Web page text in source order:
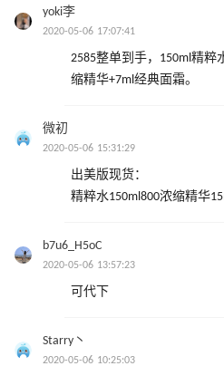
yoki李
2020-05-06 17:07:41
2585整单到手，150ml精粹
缩精华+7ml经典面霜。
微初
2020-05-06 15:31:29
出美版现货：
精粹水150ml800浓缩精华
b7u6_H5oC
2020-05-06 13:57:23
可代下
Starry丶
2020-05-06 10:25:03